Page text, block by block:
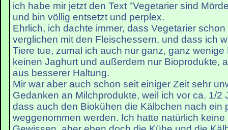
ich habe mir jetzt den Text "Vegetarier sind
und bin völlig entsetzt und perplex.
Ehrlich, ich dachte immer, dass Vegetarier
verglichen mit den Fleischessern, und dass ich
Tiere tue, zumal ich auch nur ganz, ganz wenige
keinen Jaghurt und außerdem nur Bioprodukte,
aus besserer Haltung.
Mir war aber auch schon seit einiger Zeit sehr
Gedanken an Milchprodukte, weil ich vor ca. 1/2
dass auch den Biokühen die Kälbchen nach ein
weggenommen werden. Ich hatte natürlich